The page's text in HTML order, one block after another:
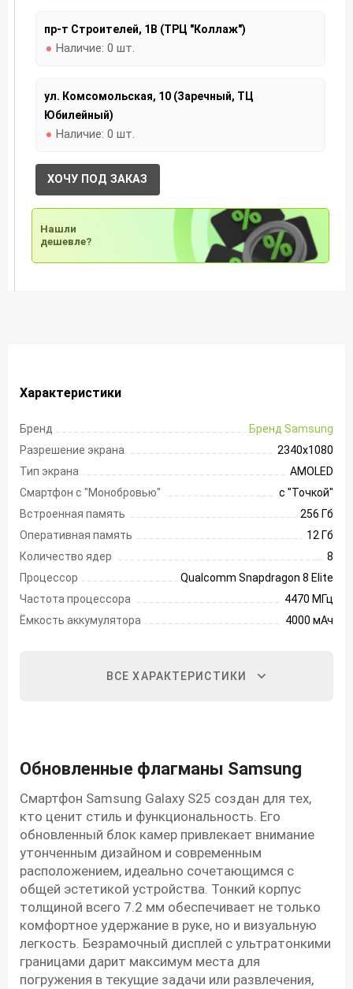
пр-т Строителей, 1В (ТРЦ "Коллаж")
Наличие: 0 шт.
ул. Комсомольская, 10 (Заречный, ТЦ
Юбилейный)
Наличие: 0 шт.
ХОЧУ ПОД ЗАКАЗ
Нашли
дешевле?
Характеристики
Бренд
Бренд Samsung
Разрешение экрана
2340х1080
Тип экрана
AMOLED
Смартфон с "Монобровью"
с "Точкой"
Встроенная память
256 Гб
Оперативная память
12 Гб
Количество ядер
8
Процессор
Qualcomm Snapdragon 8 Elite
Частота процессора
4470 МГц
Ёмкость аккумулятора
4000 мАч
ВСЕ ХАРАКТЕРИСТИКИ
Обновленные флагманы Samsung
Смартфон Samsung Galaxy S25 создан для тех,
кто ценит стиль и функциональность. Его
обновленный блок камер привлекает внимание
утонченным дизайном и современным
расположением, идеально сочетающимся с
общей эстетикой устройства. Тонкий корпус
толщиной всего 7.2 мм обеспечивает не только
комфортное удержание в руке, но и визуальную
легкость. Безрамочный дисплей с ультратонкими
границами дарит максимум места для
погружения в текущие задачи или развлечения,